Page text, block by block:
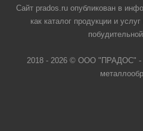
Сайт prados.ru опубликован в
как каталог продукции и
2018 - 2026 © ООО "ПРАДОС" -